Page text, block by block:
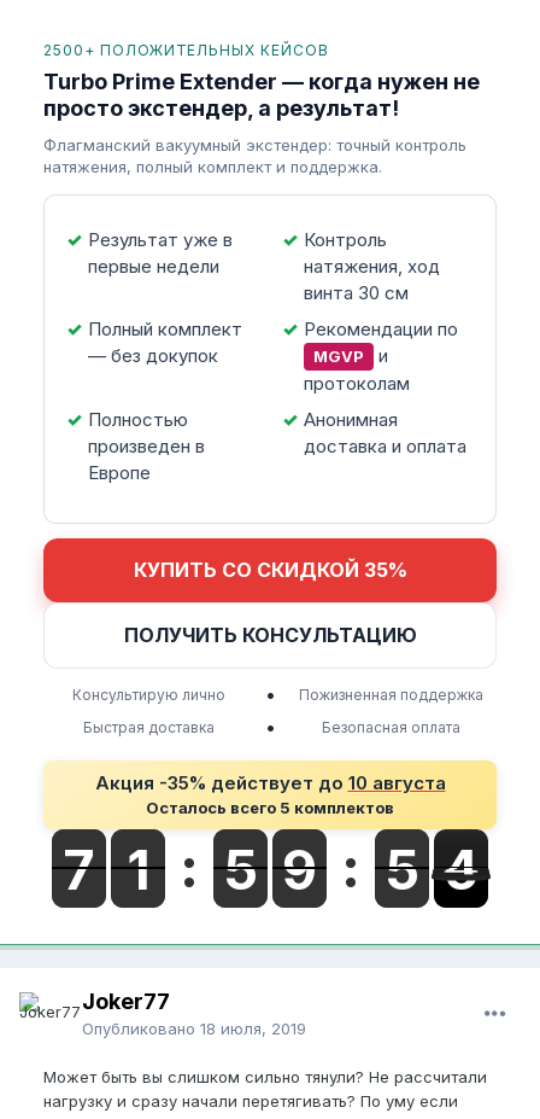
2500+ ПОЛОЖИТЕЛЬНЫХ КЕЙСОВ
Turbo Prime Extender — когда нужен не
просто экстендер, а результат!
Флагманский вакуумный экстендер: точный контроль
натяжения, полный комплект и поддержка.
Результат уже в
первые недели
Контроль
натяжения, ход
винта 30 см
Полный комплект
— без докупок
Рекомендации по
MGVP
и
протоколам
Полностью
произведен в
Европе
Анонимная
доставка и оплата
КУПИТЬ СО СКИДКОЙ 35%
ПОЛУЧИТЬ КОНСУЛЬТАЦИЮ
Консультирую лично •
Пожизненная поддержка
Быстрая доставка
• Безопасная оплата
Акция -35% действует до 10 августа
Осталось всего 5 комплектов
Joker77
Опубликовано 18 июля, 2019
Может быть вы слишком сильно тянули? Не рассчитали
нагрузку и сразу начали перетягивать? По уму если